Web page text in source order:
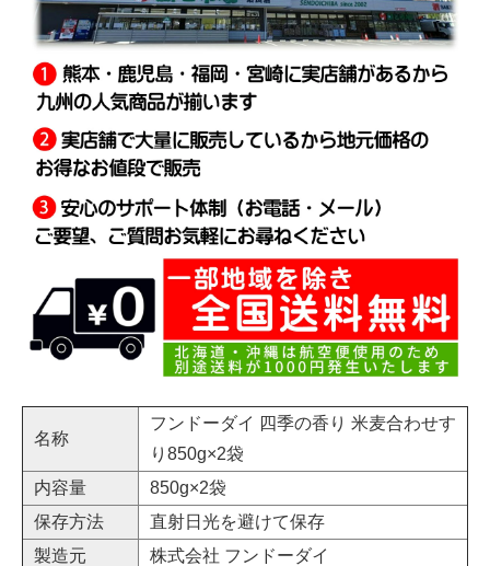
名称
フンドーダイ 四季の香り 米麦合わせす
り850g×2袋
内容量
850g×2袋
保存方法
直射日光を避けて保存
製造元
株式会社 フンドーダイ